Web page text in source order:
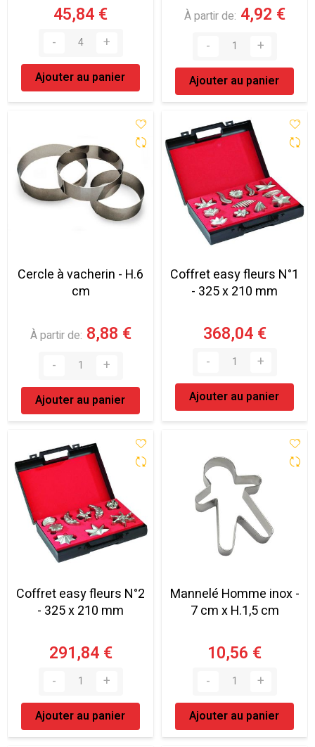
45,84 €
Ajouter au panier
À partir de 4,92 €
Ajouter au panier
Cercle à vacherin - H.6
cm
À partir de 8,88 €
Ajouter au panier
Coffret easy fleurs N°1
- 325 x 210 mm
368,04 €
Ajouter au panier
Coffret easy fleurs N°2
- 325 x 210 mm
291,84 €
Ajouter au panier
Mannelé Homme inox -
7 cm x H.1,5 cm
10,56 €
Ajouter au panier